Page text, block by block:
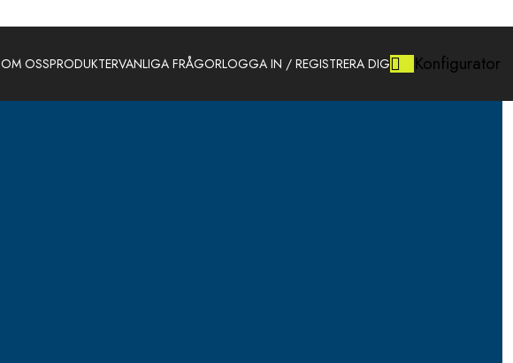
OM OSSPRODUKTERVANLIGA FRÅGORLOGGA IN / REGISTRERA DIG Konfigurator